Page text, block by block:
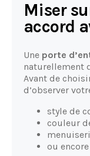
Miser
accord
Une porte
naturellement
Avant de
d’observer
style de
couleur
ou